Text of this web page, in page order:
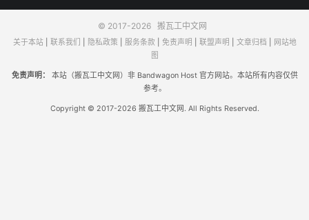
© 2017-2026 搬瓦工中文网
关于本站| 联系我们 隐私政策 服务条款 免责声明 联盟声明 文章归档
网站地
图
免责声明：
本站（搬瓦工中文网）非 Bandwagon Host 官方网站。本站所有内容仅供
参考。
Copyright © 2017-2026 搬瓦工中文网. All Rights Reserved.